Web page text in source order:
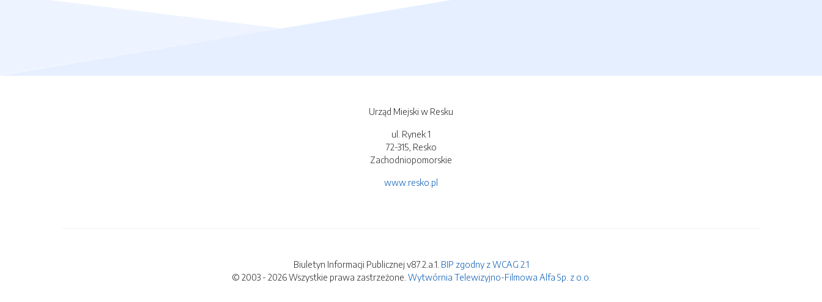
Urząd Miejski w Resku
ul. Rynek 1
72-315, Resko
Zachodniopomorskie
www.resko.pl
Biuletyn Informacji Publicznej v87.2.a.1. BIP zgodny z WCAG 2.1
© 2003 - 2026 Wszystkie prawa zastrzeżone. Wytwórnia Telewizyjno-Filmowa Alfa Sp. z o.o.